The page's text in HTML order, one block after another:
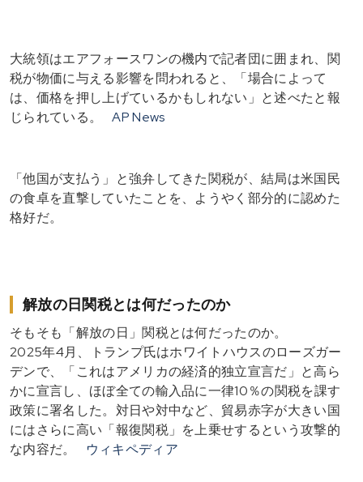
大統領はエアフォースワンの機内で記者団に囲まれ、関
税が物価に与える影響を問われると、「場合によって
は、価格を押し上げているかもしれない」と述べたと報
じられている。
AP News
「他国が支払う」と強弁してきた関税が、結局は米国民
の食卓を直撃していたことを、ようやく部分的に認めた
格好だ。
解放の日関税とは何だったのか
そもそも「解放の日」関税とは何だったのか。
2025年4月、トランプ氏はホワイトハウスのローズガー
デンで、「これはアメリカの経済的独立宣言だ」と高ら
かに宣言し、ほぼ全ての輸入品に一律10％の関税を課す
政策に署名した。対日や対中など、貿易赤字が大きい国
にはさらに高い「報復関税」を上乗せするという攻撃的
な内容だ。
ウィキペディア